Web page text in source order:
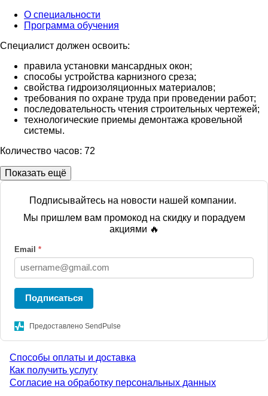
О специальности
Программа обучения
Специалист должен освоить:
правила установки мансардных окон;
способы устройства карнизного среза;
свойства гидроизоляционных материалов;
требования по охране труда при проведении работ;
последовательность чтения строительных чертежей;
технологические приемы демонтажа кровельной
системы.
Количество часов: 72
Показать ещё
Подписывайтесь на новости нашей компании.
Мы пришлем вам промокод на скидку и порадуем
акциями 🔥
Email *
Подписаться
Предоставлено SendPulse
Menu
footer
Способы оплаты и доставка
Как получить услугу
Согласие на обработку персональных данных